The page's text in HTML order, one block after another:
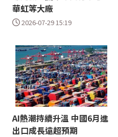
華虹等大廠
2026-07-29 15:19
AI熱潮持續升溫 中國6月進
出口成長遠超預期